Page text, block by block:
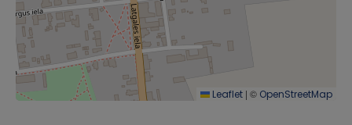
Leaflet | © OpenStreetMap